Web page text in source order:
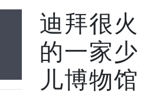
迪拜很火
的一家少
儿博物馆